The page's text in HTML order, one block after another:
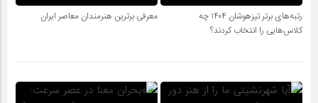
رتبه‌های برتر تیزهوشان ۱۴۰۴ چه
کلاس‌هایی را انتخاب کردند؟
معرفی برترین هنرمندان معاصر ایران